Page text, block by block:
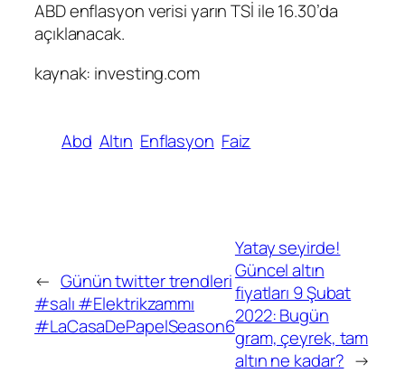
ABD enflasyon verisi yarın TSİ ile 16.30’da
açıklanacak.
kaynak: investing.com
Abd Altın Enflasyon Faiz
← Günün twitter trendleri
#salı #Elektrikzammı
#LaCasaDePapelSeason6
Yatay seyirde!
Güncel altın
fiyatları 9 Şubat
2022: Bugün
gram, çeyrek, tam
altın ne kadar? →